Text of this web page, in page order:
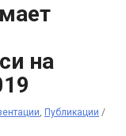
на
, Публикации /